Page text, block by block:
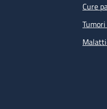
Cure